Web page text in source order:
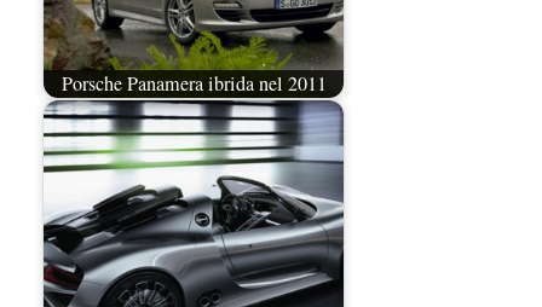
Porsche Panamera ibrida nel 2011